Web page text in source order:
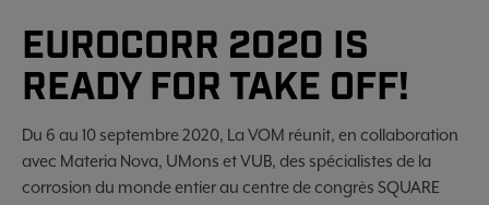
EUROCORR 2020 IS
READY FOR TAKE OFF!
Du 6 au 10 septembre 2020, La VOM réunit, en collaboration
avec Materia Nova, UMons et VUB, des spécialistes de la
corrosion du monde entier au centre de congrès SQUARE